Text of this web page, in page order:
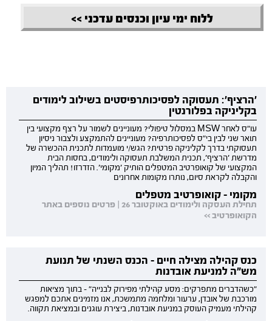
ללוח ימי עיון וכנסים עדכני >>
'הרציף': תעסוקה לפסיכותרפיסטים בשילוב לימודים
בקליניקה בפלורנטין
עו"ס לאחר MSW במסלול טיפולי? מעוניינים לשמור על רצף מקצועי בין
תואר שני לבין בי"ס לפסיכותרפיה? מעוניינים להתמקצע ולצבור ניסיון
תעסוקתי בדרך לקליניקה פרטית? הגש/י מועמדות לתכנית ההכשרה של
מדרשת 'הרציף', תכנית המשלבת תעסוקה ולימודים, בחסות הבית
המקצועי של קואופרטיב המטפלים הותיק 'מקומי'. הזדרזו! תהליך המיון
והקבלה לקראת סיום, נותרו מקומות אחרונים
מקומי - קואופרטיב מטפלים
תחילת העסקה ולימודים באוקטובר 26 | פרטים נוספים באתר
הקואופרטיב >>
כנס קהילה מצילה חיים - הכנס השנתי של תנועת
מש"ה למניעת אובדנות
"כשהדברים מתפרקים: מסע קהילתי מפירוק לבנייה" - בתוך מציאות
מורכבת של אובדן, ערעור ומלחמה מתמשכת, אנו מזמינים אתכם למפגש
קהילתי מעמיק העוסק במניעת אובדנות, ביצירת עוגנים ובמציאת תקווה.